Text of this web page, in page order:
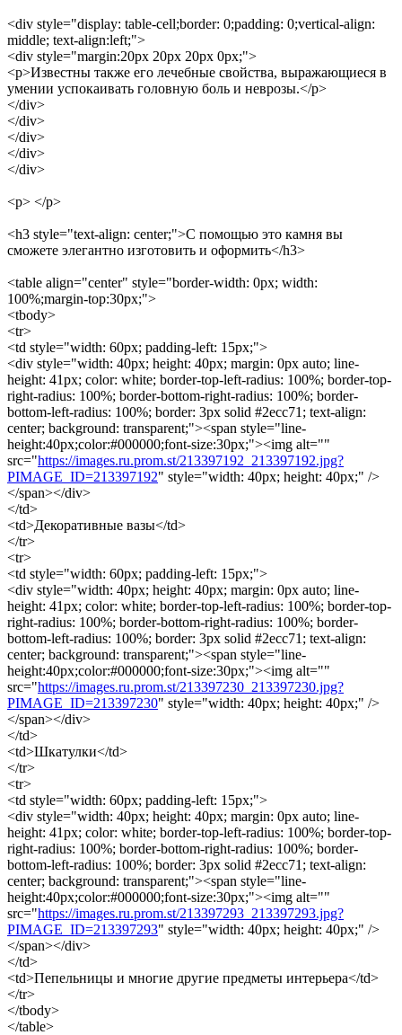
<div style="display: table-cell;border: 0;padding: 0;vertical-align:
middle; text-align:left;">
<div style="margin:20px 20px 20px 0px;">
<p>Известны также его лечебные свойства, выражающиеся в
умении успокаивать головную боль и неврозы.</p>
</div>
</div>
</div>
</div>
</div>
<p> </p>
<h3 style="text-align: center;">С помощью это камня вы
сможете элегантно изготовить и оформить</h3>
<table align="center" style="border-width: 0px; width:
100%;margin-top:30px;">
<tbody>
<tr>
<td style="width: 60px; padding-left: 15px;">
<div style="width: 40px; height: 40px; margin: 0px auto; line-
height: 41px; color: white; border-top-left-radius: 100%; border-top-
right-radius: 100%; border-bottom-right-radius: 100%; border-
bottom-left-radius: 100%; border: 3px solid #2ecc71; text-align:
center; background: transparent;"><span style="line-
height:40px;color:#000000;font-size:30px;"><img alt=""
src="https://images.ru.prom.st/213397192_213397192.jpg?
PIMAGE_ID=213397192" style="width: 40px; height: 40px;" />
</span></div>
</td>
<td>Декоративные вазы</td>
</tr>
<tr>
<td style="width: 60px; padding-left: 15px;">
<div style="width: 40px; height: 40px; margin: 0px auto; line-
height: 41px; color: white; border-top-left-radius: 100%; border-top-
right-radius: 100%; border-bottom-right-radius: 100%; border-
bottom-left-radius: 100%; border: 3px solid #2ecc71; text-align:
center; background: transparent;"><span style="line-
height:40px;color:#000000;font-size:30px;"><img alt=""
src="https://images.ru.prom.st/213397230_213397230.jpg?
PIMAGE_ID=213397230" style="width: 40px; height: 40px;" />
</span></div>
</td>
<td>Шкатулки</td>
</tr>
<tr>
<td style="width: 60px; padding-left: 15px;">
<div style="width: 40px; height: 40px; margin: 0px auto; line-
height: 41px; color: white; border-top-left-radius: 100%; border-top-
right-radius: 100%; border-bottom-right-radius: 100%; border-
bottom-left-radius: 100%; border: 3px solid #2ecc71; text-align:
center; background: transparent;"><span style="line-
height:40px;color:#000000;font-size:30px;"><img alt=""
src="https://images.ru.prom.st/213397293_213397293.jpg?
PIMAGE_ID=213397293" style="width: 40px; height: 40px;" />
</span></div>
</td>
<td>Пепельницы и многие другие предметы интерьера</td>
</tr>
</tbody>
</table>